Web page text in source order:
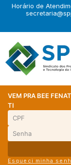
Horário de
VEM PRA BEE
TI
Esqueci minha